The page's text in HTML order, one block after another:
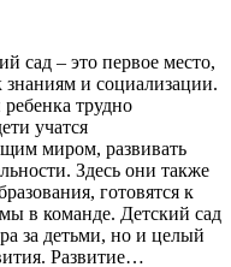
сад – это первое место,
знаниям и социализации.
трудно
учатся
миром, развивать
Здесь они также
готовятся к
в команде. Детский сад
за детьми, но и целый
Развитие…